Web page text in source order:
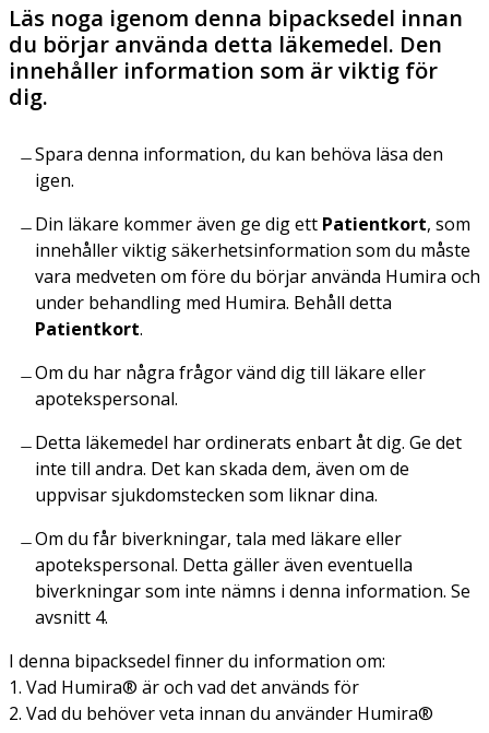
Läs noga igenom denna bipacksedel innan
du börjar använda detta läkemedel. Den
innehåller information som är viktig för
dig.
Spara denna information, du kan behöva läsa den
igen.
Din läkare kommer även ge dig ett Patientkort, som
innehåller viktig säkerhetsinformation som du måste
vara medveten om före du börjar använda Humira och
under behandling med Humira. Behåll detta
Patientkort.
Om du har några frågor vänd dig till läkare eller
apotekspersonal.
Detta läkemedel har ordinerats enbart åt dig. Ge det
inte till andra. Det kan skada dem, även om de
uppvisar sjukdomstecken som liknar dina.
Om du får biverkningar, tala med läkare eller
apotekspersonal. Detta gäller även eventuella
biverkningar som inte nämns i denna information. Se
avsnitt 4.
I denna bipacksedel finner du information om:
1. Vad Humira® är och vad det används för
2. Vad du behöver veta innan du använder Humira®